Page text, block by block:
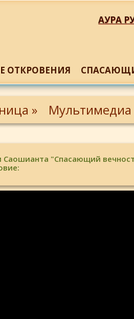
АУРА
ОТКРОВЕНИЯ
»
Саошианта "Спасающий